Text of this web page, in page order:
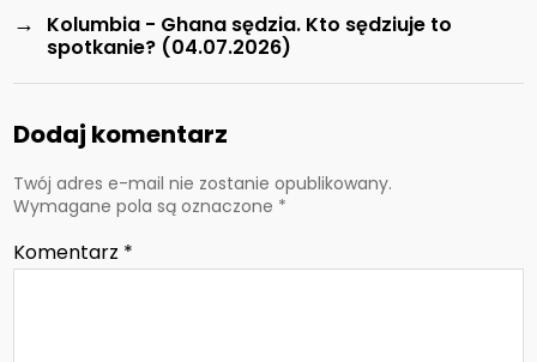
→
Kolumbia - Ghana sędzia. Kto sędziuje to
spotkanie? (04.07.2026)
Dodaj komentarz
Twój adres e-mail nie zostanie opublikowany.
Wymagane pola są oznaczone *
Komentarz *